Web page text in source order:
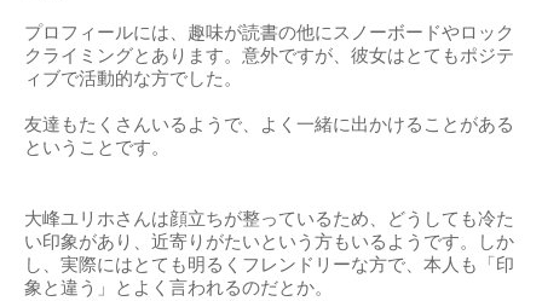
プロフィールには、趣味が読書の他にスノーボードやロック
クライミングとあります。意外ですが、彼女はとてもポジテ
ィブで活動的な方でした。
友達もたくさんいるようで、よく一緒に出かけることがある
ということです。
大峰ユリホさんは顔立ちが整っているため、どうしても冷た
い印象があり、近寄りがたいという方もいるようです。しか
し、実際にはとても明るくフレンドリーな方で、本人も「印
象と違う」とよく言われるのだとか。